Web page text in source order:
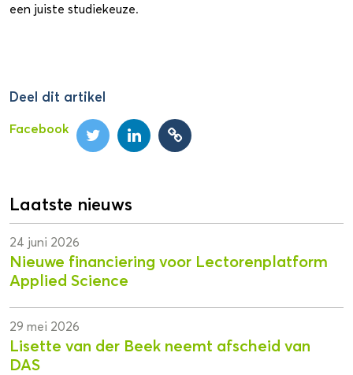
een juiste studiekeuze.
Deel dit artikel
Facebook
Laatste nieuws
24 juni 2026
Nieuwe financiering voor Lectorenplatform
Applied Science
29 mei 2026
Lisette van der Beek neemt afscheid van
DAS